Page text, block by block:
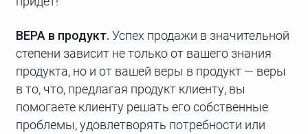
ВЕРА в продукт. Успех продажи в значительной
степени зависит не только от вашего знания
продукта, но и от вашей веры в продукт — веры
в то, что, предлагая продукт клиенту, вы
помогаете клиенту решать его собственные
проблемы, удовлетворять потребности или